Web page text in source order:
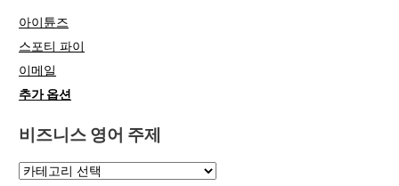
아이튠즈
스포티 파이
이메일
추가 옵션
비즈니스 영어 주제